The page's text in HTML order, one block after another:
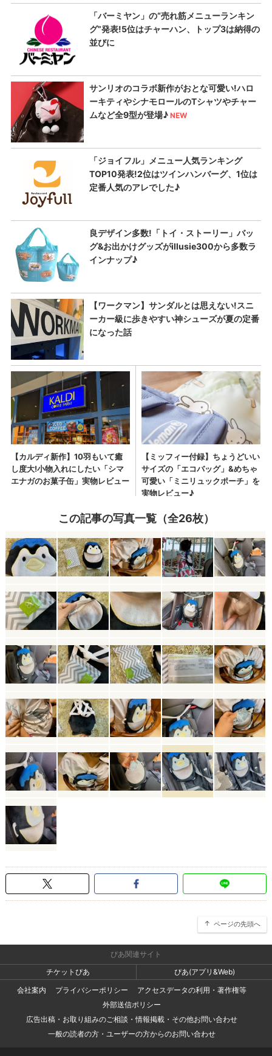
この記事の写真一覧（全26枚）
ページの先頭へ
ぴあ関連サイト
チケットぴあ
ぴあ(アプリ&Web)
会社案内
プライバシーポリシー
アクセスデータの利用・著作権等
外部送信ポリシー
広告出稿・お取り組みのご相談・情報掲載・その他お問い合わせ
一般の読者の方・ユーザーの方からのお問い合わせ